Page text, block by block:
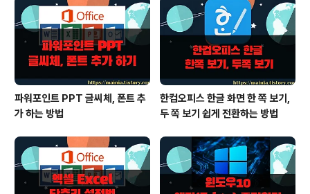
파워포인트 PPT 글씨체, 폰트 추
가 하는 방법
한컴오피스 한글 화면 한 쪽 보기,
두 쪽 보기 쉽게 전환하는 방법